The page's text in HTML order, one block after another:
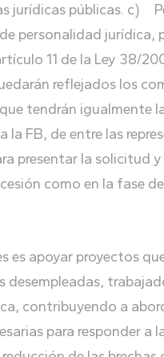
públicas. c)
personalidad
11 de la Ley 38/
reflejados los
tendrán igualmente
FB, de entre las
presentar la solicitud
como en la fase
es apoyar proyectos
contribuyendo a
para responder a